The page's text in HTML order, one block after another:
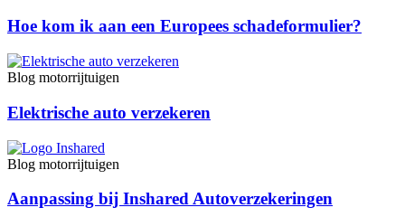
Hoe kom ik aan een Europees schadeformulier?
Blog motorrijtuigen
Elektrische auto verzekeren
Blog motorrijtuigen
Aanpassing bij Inshared Autoverzekeringen